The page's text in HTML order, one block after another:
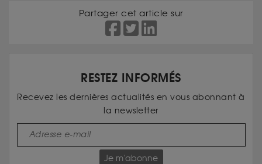
Partager cet article sur
RESTEZ INFORMÉS
Recevez les dernières actualités en vous abonnant à
la newsletter
Je m'abonne